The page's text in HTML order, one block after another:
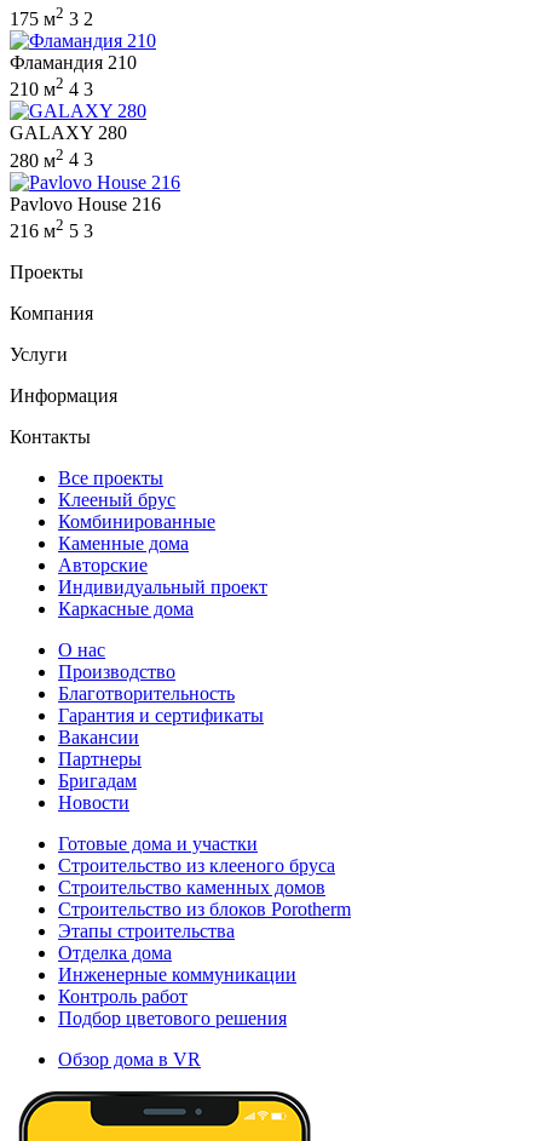
175 м2 3 2
Фламандия 210
210 м2 4 3
GALAXY 280
280 м2 4 3
Pavlovo House 216
216 м2 5 3
Проекты
Компания
Услуги
Информация
Контакты
Все проекты
Клееный брус
Комбинированные
Каменные дома
Авторские
Индивидуальный проект
Каркасные дома
О нас
Производство
Благотворительность
Гарантия и сертификаты
Вакансии
Партнеры
Бригадам
Новости
Готовые дома и участки
Строительство из клееного бруса
Строительство каменных домов
Строительство из блоков Porotherm
Этапы строительства
Отделка дома
Инженерные коммуникации
Контроль работ
Подбор цветового решения
Обзор дома в VR